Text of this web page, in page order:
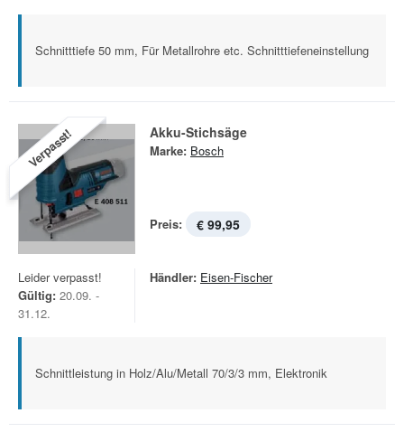
Schnitttiefe 50 mm, Für Metallrohre etc. Schnitttiefeneinstellung
Verpasst! Akku-Stichsäge
Marke: Bosch
Preis: € 99,95
Leider verpasst!
Gültig: 20.09. -
31.12.
Händler: Eisen-Fischer
Schnittleistung in Holz/Alu/Metall 70/3/3 mm, Elektronik